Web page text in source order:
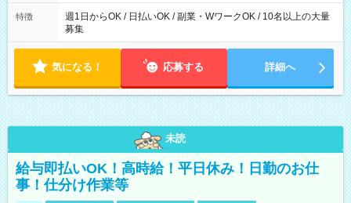
特徴
週1日からOK / 日払いOK / 副業・WワークOK / 10名以上の大量
募集
気になる！ 応募する 詳細へ
未読
給与即払いOK！高時給！平日休み！日勤のお仕
事！仕分け作業等